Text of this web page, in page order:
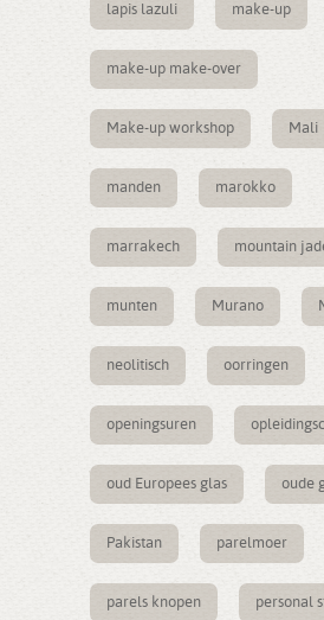
lapis lazuli make-up
make-up make-over
Make-up workshop Mali
manden marokko
marrakech mountain
munten Murano
neolitisch oorringen
openingsuren
oud Europees glas oude
Pakistan parelmoer
parels knopen personal